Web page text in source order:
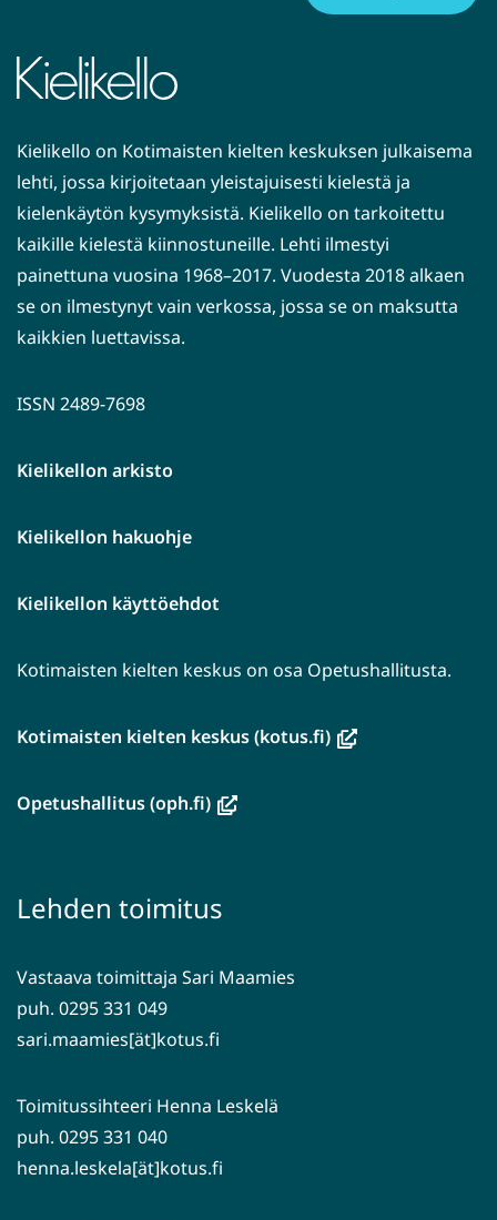
Kielikello on Kotimaisten kielten keskuksen julkaisema
lehti, jossa kirjoitetaan yleistajuisesti kielestä ja
kielenkäytön kysymyksistä. Kielikello on tarkoitettu
kaikille kielestä kiinnostuneille. Lehti ilmestyi
painettuna vuosina 1968–2017. Vuodesta 2018 alkaen
se on ilmestynyt vain verkossa, jossa se on maksutta
kaikkien luettavissa.
ISSN 2489-7698
Kielikellon arkisto
Kielikellon hakuohje
Kielikellon käyttöehdot
Kotimaisten kielten keskus on osa Opetushallitusta.
Kotimaisten kielten keskus (kotus.fi)(avautuu
Opetushallitus (oph.fi)(avautuu
toiseen
Lehden toimitus
Vastaava toimittaja Sari Maamies
puh. 0295 331 049
sari.maamies[ät]kotus.fi
Toimitussihteeri Henna Leskelä
puh. 0295 331 040
henna.leskela[ät]kotus.fi